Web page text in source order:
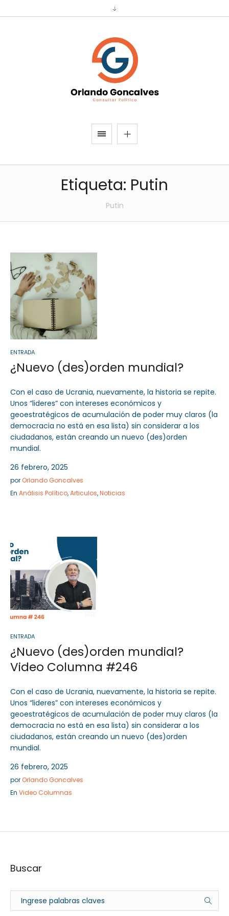
Etiqueta: Putin
Putin
ENTRADA
¿Nuevo (des)orden mundial?
Con el caso de Ucrania, nuevamente, la historia se repite.
Unos “lideres” con intereses económicos y
geoestratégicos de acumulación de poder muy claros (la
democracia no está en esa lista) sin considerar a los
ciudadanos, están creando un nuevo (des)orden
mundial.
26 febrero, 2025
por Orlando Goncalves
En Análisis Político,Articulos,Noticias
ENTRADA
¿Nuevo (des)orden mundial?
Video Columna #246
Con el caso de Ucrania, nuevamente, la historia se repite.
Unos “lideres” con intereses económicos y
geoestratégicos de acumulación de poder muy claros (la
democracia no está en esa lista) sin considerar a los
ciudadanos, están creando un nuevo (des)orden
mundial.
26 febrero, 2025
por Orlando Goncalves
En Video Columnas
Buscar